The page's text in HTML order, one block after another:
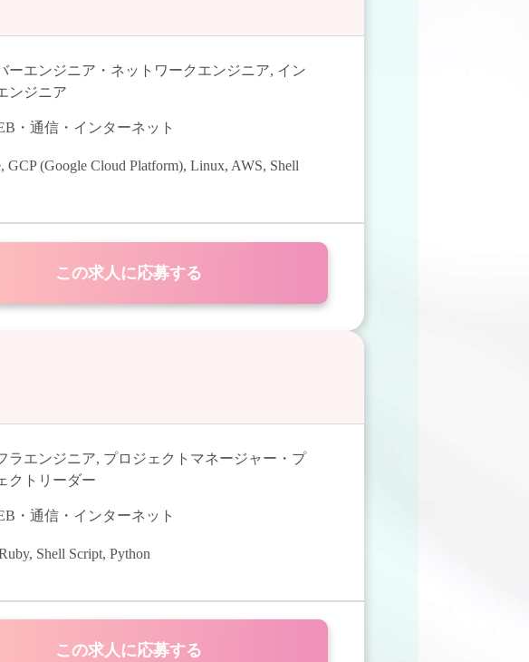
ーエンジニア・ネットワークエンジニア, イン
ンジニア
・通信・インターネット
, GCP (Google Cloud Platform), Linux, AWS, Shell
この求人に応募する
ラエンジニア, プロジェクトマネージャー・プ
クトリーダー
・通信・インターネット
, Shell Script, Python
この求人に応募する